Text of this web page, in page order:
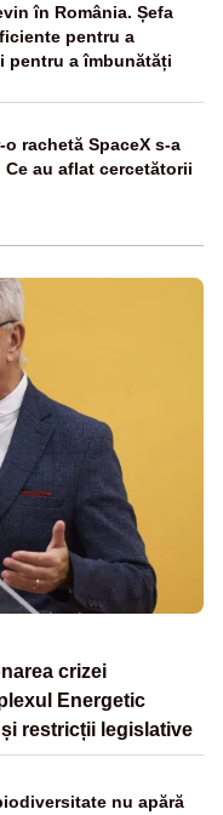
în România. Șefa
pentru a
pentru a îmbunătăți
rachetă SpaceX s-a
au aflat cercetătorii
crizei
Energetic
restricții legislative
nu apără